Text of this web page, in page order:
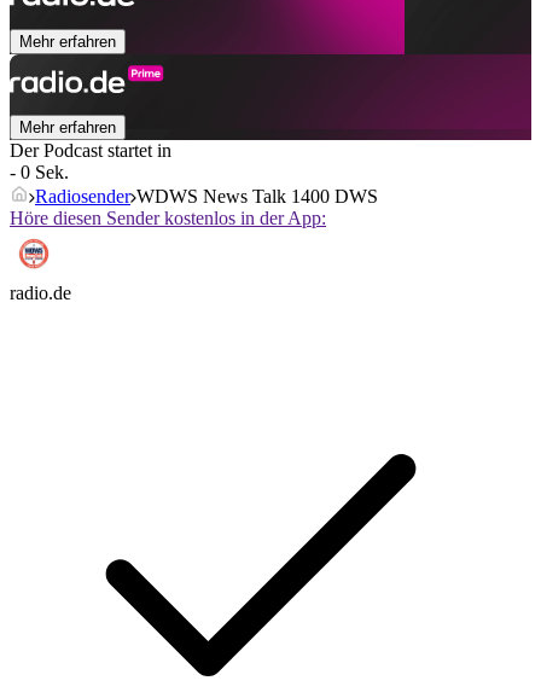
Mehr erfahren
Mehr erfahren
Der Podcast startet in
- 0 Sek.
Radiosender WDWS News Talk 1400 DWS
Höre diesen Sender kostenlos in der App:
radio.de